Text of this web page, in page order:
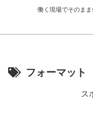
働く現場でそのま
フォーマット
ス